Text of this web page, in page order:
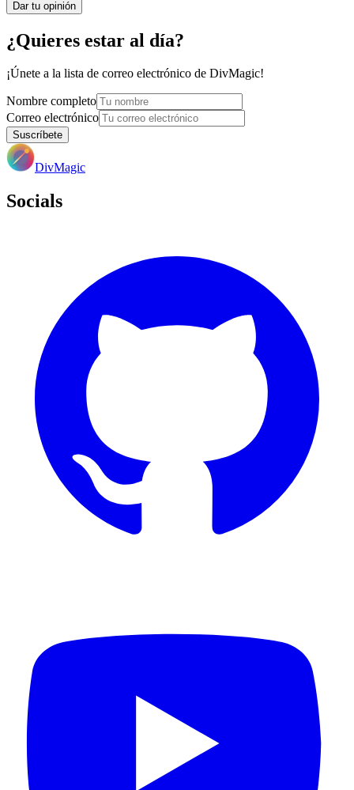
Dar tu opinión
¿Quieres estar al día?
¡Únete a la lista de correo electrónico de DivMagic!
Nombre completo
Correo electrónico
Suscríbete
DivMagic
Socials